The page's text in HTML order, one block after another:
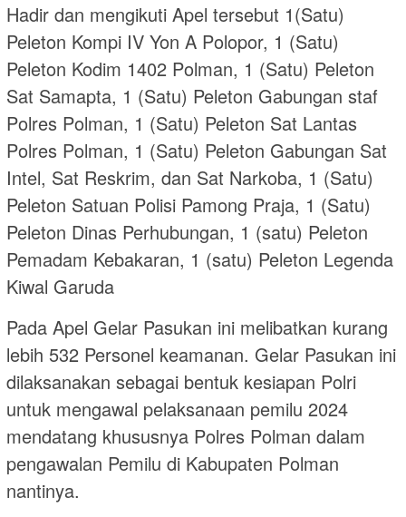
Hadir dan mengikuti Apel tersebut 1(Satu)
Peleton Kompi IV Yon A Polopor, 1 (Satu)
Peleton Kodim 1402 Polman, 1 (Satu) Peleton
Sat Samapta, 1 (Satu) Peleton Gabungan staf
Polres Polman, 1 (Satu) Peleton Sat Lantas
Polres Polman, 1 (Satu) Peleton Gabungan Sat
Intel, Sat Reskrim, dan Sat Narkoba, 1 (Satu)
Peleton Satuan Polisi Pamong Praja, 1 (Satu)
Peleton Dinas Perhubungan, 1 (satu) Peleton
Pemadam Kebakaran, 1 (satu) Peleton Legenda
Kiwal Garuda
Pada Apel Gelar Pasukan ini melibatkan kurang
lebih 532 Personel keamanan. Gelar Pasukan ini
dilaksanakan sebagai bentuk kesiapan Polri
untuk mengawal pelaksanaan pemilu 2024
mendatang khususnya Polres Polman dalam
pengawalan Pemilu di Kabupaten Polman
nantinya.